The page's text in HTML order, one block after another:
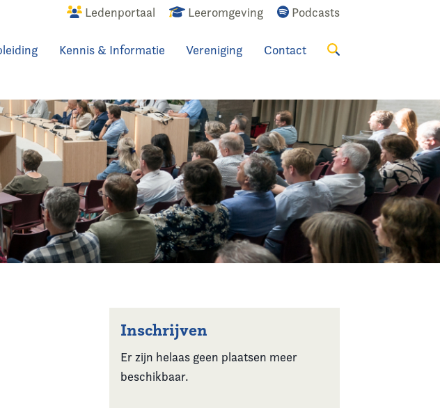
Ledenportaal Leeromgeving Podcasts
Kennis & Informatie Vereniging Contact
Inschrijven
Er zijn helaas geen plaatsen meer
beschikbaar.